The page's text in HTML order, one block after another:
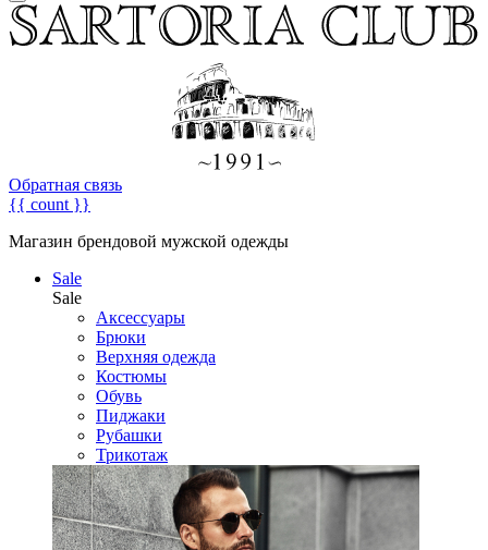
Обратная связь
{{ count }}
Магазин брендовой мужской одежды
Sale
Sale
Аксессуары
Брюки
Верхняя одежда
Костюмы
Обувь
Пиджаки
Рубашки
Трикотаж